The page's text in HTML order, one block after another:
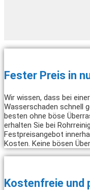
Fester Preis in
Wir wissen, dass bei
Wasserschaden schnell
besten ohne böse
erhalten Sie bei
Festpreisangebot
Kosten. Keine bösen
Kostenfreie und